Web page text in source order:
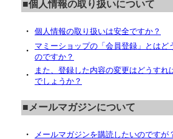
■個人情報の取り扱いについて
・ 個人情報の取り扱いは安全ですか？
・
マミーショップの「会員登録」とはど
のですか？
・
また、登録した内容の変更はどうすれ
でしょうか？
■メールマガジンについて
・ メールマガジンを購読したいのですが